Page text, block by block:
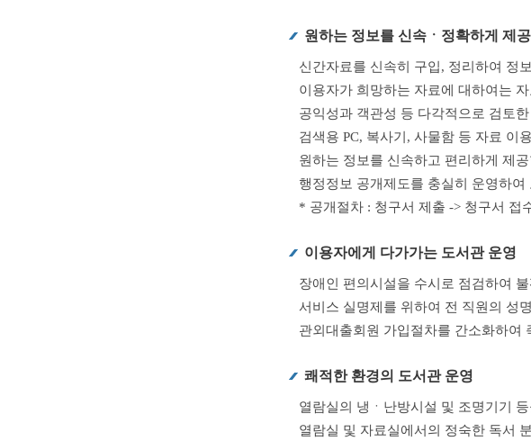
원하는 정보를 신속ㆍ정확하게 제공
신간자료를 신속히 구입, 정리하여 정
이용자가 희망하는 자료에 대하여는
공익성과 객관성 등 다각적으로 검토
검색용 PC, 복사기, 사물함 등 자료 이
원하는 정보를 신속하고 편리하게 제
행정정보 공개제도를 충실히 운영하
* 공개절차 : 청구서 제출 -> 청구서 접
이용자에게 다가가는 도서관 운영
장애인 편의시설을 수시로 점검하여
서비스 실명제를 위하여 전 직원의 성
관외대출회원 가입절차를 간소화하여
쾌적한 환경의 도서관 운영
열람실의 냉ㆍ난방시설 및 조명기기
열람실 및 자료실에서의 정숙한 독서